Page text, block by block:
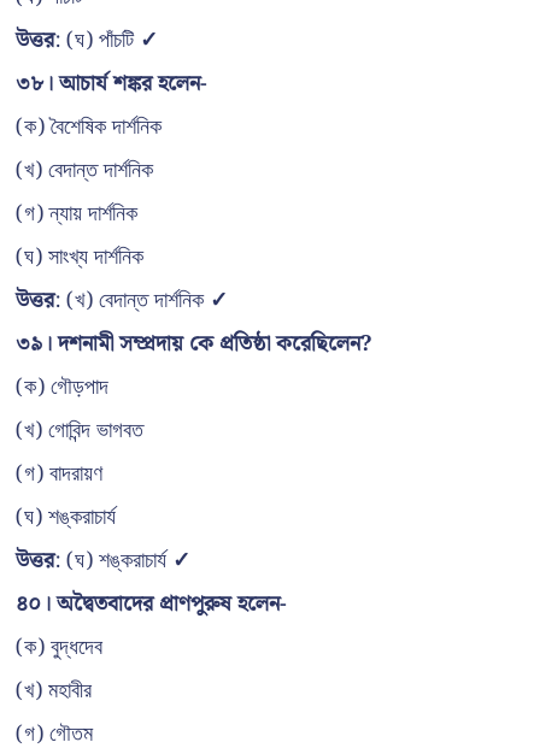
উত্তর: (ঘ) পাঁচটি ✓
৩৮। আচার্য শঙ্কর হলেন-
(ক) বৈশেষিক দার্শনিক
(খ) বেদান্ত দার্শনিক
(গ) ন্যায় দার্শনিক
(ঘ) সাংখ্য দার্শনিক
উত্তর: (খ) বেদান্ত দার্শনিক ✓
৩৯। দশনামী সম্প্রদায় কে প্রতিষ্ঠা করেছিলেন?
(ক) গৌড়পাদ
(খ) গোবিন্দ ভাগবত
(গ) বাদরায়ণ
(ঘ) শঙ্করাচার্য
উত্তর: (ঘ) শঙ্করাচার্য✓
৪০। অদ্বৈতবাদের প্রাণপুরুষ হলেন-
(ক) বুদ্ধদেব
(খ) মহাবীর
(গ) গৌতম